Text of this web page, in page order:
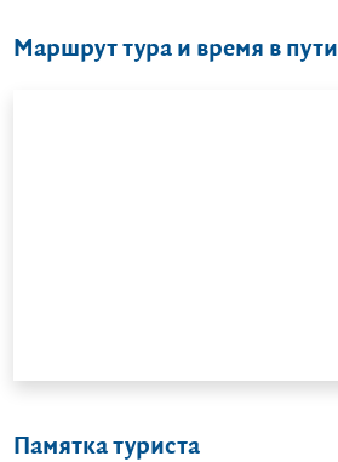
Маршрут тура и время в пути
Памятка туриста